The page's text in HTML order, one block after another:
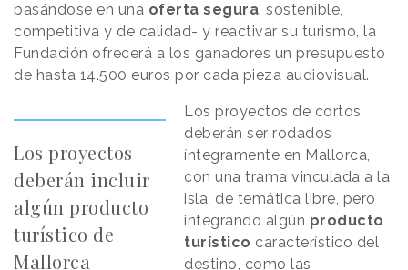
basándose en una oferta segura, sostenible,
competitiva y de calidad- y reactivar su turismo, la
Fundación ofrecerá a los ganadores un presupuesto
de hasta 14.500 euros por cada pieza audiovisual.
Los proyectos
deberán incluir
algún producto
turístico de
Mallorca
Los proyectos de cortos
deberán ser rodados
íntegramente en Mallorca,
con una trama vinculada a la
isla, de temática libre, pero
integrando algún producto
turístico característico del
destino, como las